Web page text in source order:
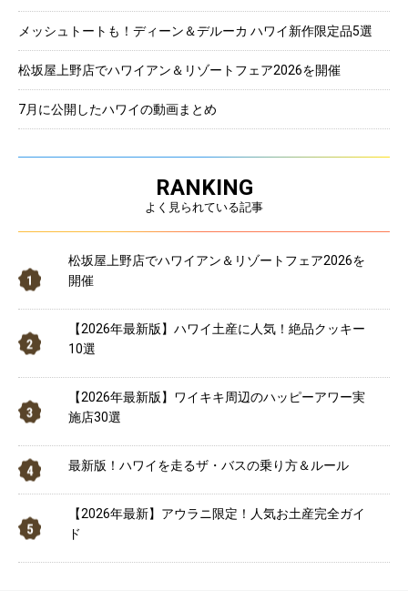
メッシュトートも！ディーン＆デルーカ ハワイ新作限定品5選
松坂屋上野店でハワイアン＆リゾートフェア2026を開催
7月に公開したハワイの動画まとめ
RANKING
よく見られている記事
松坂屋上野店でハワイアン＆リゾートフェア2026を
開催
【2026年最新版】ハワイ土産に人気！絶品クッキー
10選
【2026年最新版】ワイキキ周辺のハッピーアワー実
施店30選
最新版！ハワイを走るザ・バスの乗り方＆ルール
【2026年最新】アウラニ限定！人気お土産完全ガイ
ド